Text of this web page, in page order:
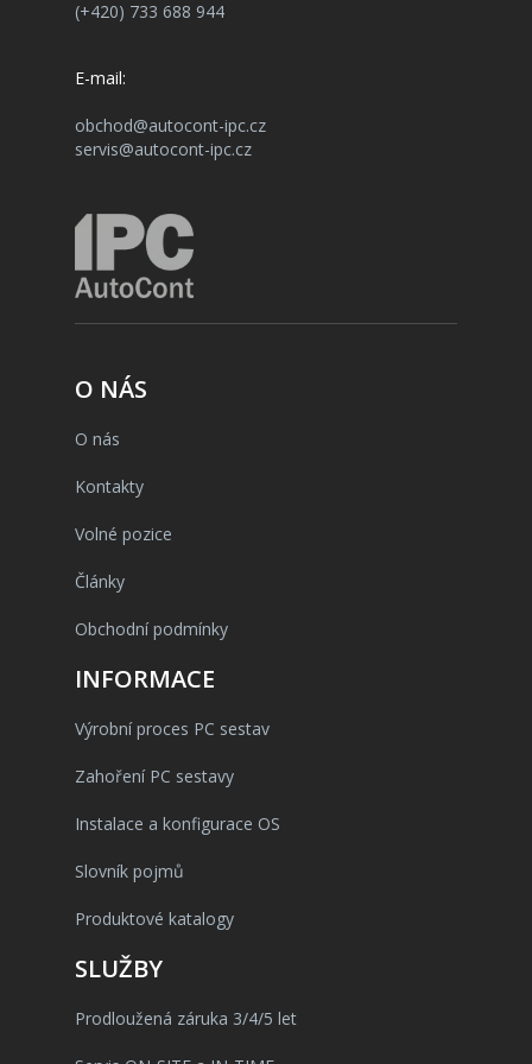
(+420) 733 688 944
E-mail:
obchod@autocont-ipc.cz
servis@autocont-ipc.cz
O NÁS
O nás
Kontakty
Volné pozice
Články
Obchodní podmínky
INFORMACE
Výrobní proces PC sestav
Zahoření PC sestavy
Instalace a konfigurace OS
Slovník pojmů
Produktové katalogy
SLUŽBY
Prodloužená záruka 3/4/5 let